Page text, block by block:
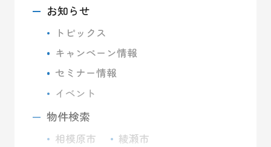
お知らせ
トピックス
キャンペーン情報
セミナー情報
イベント
物件検索
相模原市
綾瀬市